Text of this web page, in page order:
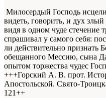
Милосердый Господь
видеть, говорить, и дух
видя в одном чуде стечение
спрашивал у самого себя:
ли действительно признать
обещанного Мессию, сына
опытом торжества чудес
+++Горский А. В. прот.
Апостольской. Свято-
121++